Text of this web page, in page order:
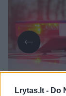
Lrytas.lt - Do